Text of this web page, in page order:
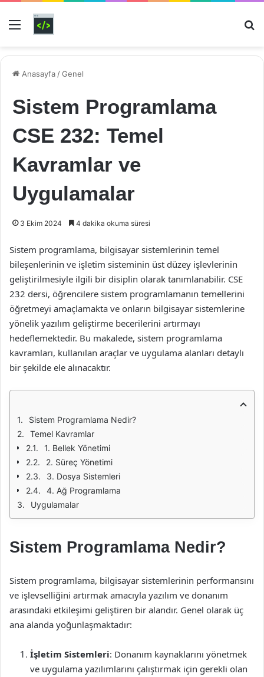
Menü
Anasayfa /Genel
Sistem Programlama
CSE 232: Temel
Kavramlar ve
Uygulamalar
3 Ekim 2024 4 dakika okuma süresi
Sistem programlama, bilgisayar sistemlerinin temel
bileşenlerinin ve işletim sisteminin üst düzey işlevlerinin
geliştirilmesiyle ilgili bir disiplin olarak tanımlanabilir. CSE
232 dersi, öğrencilere sistem programlamanın temellerini
öğretmeyi amaçlamakta ve onların bilgisayar sistemlerine
yönelik yazılım geliştirme becerilerini artırmayı
hedeflemektedir. Bu makalede, sistem programlama
kavramları, kullanılan araçlar ve uygulama alanları detaylı
bir şekilde ele alınacaktır.
Sistem Programlama Nedir?
Temel Kavramlar
1. Bellek Yönetimi
2. Süreç Yönetimi
3. Dosya Sistemleri
4. Ağ Programlama
Uygulamalar
Sistem Programlama Nedir?
Sistem programlama, bilgisayar sistemlerinin performansını
ve işlevselliğini artırmak amacıyla yazılım ve donanım
arasındaki etkileşimi geliştiren bir alandır. Genel olarak üç
ana alanda yoğunlaşmaktadır:
İşletim Sistemleri: Donanım kaynaklarını yönetmek
ve uygulama yazılımlarını çalıştırmak için gerekli olan